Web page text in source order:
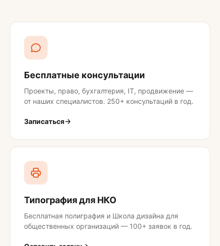
Бесплатные консультации
Проекты, право, бухгалтерия, IT, продвижение —
от наших специалистов. 250+ консультаций в год.
Записаться
Типография для НКО
Бесплатная полиграфия и Школа дизайна для
общественных организаций — 100+ заявок в год.